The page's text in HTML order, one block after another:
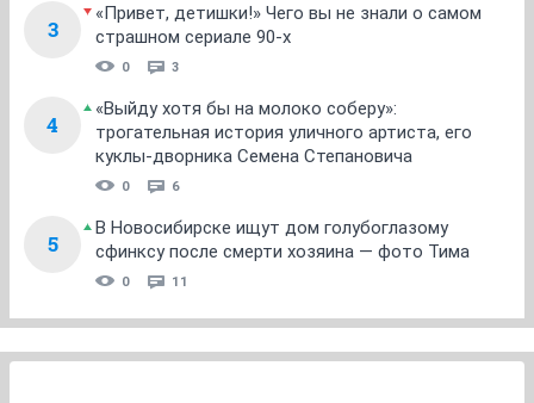
3
«Привет, детишки!» Чего вы не знали о самом
страшном сериале 90-х
0 3
4
«Выйду хотя бы на молоко соберу»:
трогательная история уличного артиста, его
куклы-дворника Семена Степановича
0 6
5
В Новосибирске ищут дом голубоглазому
сфинксу после смерти хозяина — фото Тима
0 11